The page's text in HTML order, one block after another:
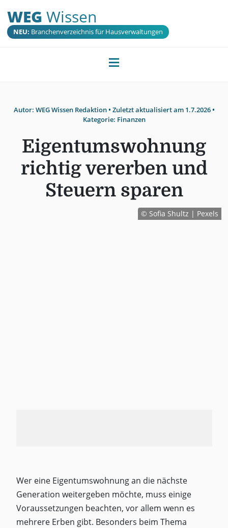
WEG Wissen
NEU: Branchenverzeichnis für Hausverwaltungen
Autor: WEG Wissen Redaktion• Zuletzt aktualisiert am 1.7.2026•
Kategorie: Finanzen
Eigentumswohnung
richtig vererben und
Steuern sparen
© Sofia Shultz | Pexels
Wer eine Eigentumswohnung an die nächste
Generation weitergeben möchte, muss einige
Voraussetzungen beachten, vor allem wenn es
mehrere Erben gibt. Besonders beim Thema